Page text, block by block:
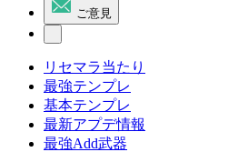
ご意見
リセマラ当たり
最強テンプレ
基本テンプレ
最新アプデ情報
最強Add武器